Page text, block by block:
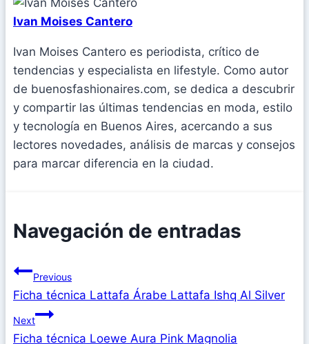
Ivan Moises Cantero
Ivan Moises Cantero es periodista, crítico de
tendencias y especialista en lifestyle. Como autor
de buenosfashionaires.com, se dedica a descubrir
y compartir las últimas tendencias en moda, estilo
y tecnología en Buenos Aires, acercando a sus
lectores novedades, análisis de marcas y consejos
para marcar diferencia en la ciudad.
Navegación de entradas
Previous
Ficha técnica Lattafa Árabe Lattafa Ishq Al Silver
Next
Ficha técnica Loewe Aura Pink Magnolia